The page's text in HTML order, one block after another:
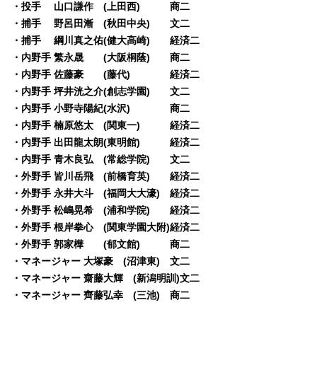
・投手 山口謙作 (上田西) 商二
・捕手 野呂田漸 (秋田中央) 文二
・捕手 綱川真之佑(健大高崎) 経済二
・内野手 繁永晟 (大阪桐蔭) 商二
・内野手 佐藤豪 (藤代) 経済二
・内野手 坪井洸之介(創志学園) 文二
・内野手 小野寺陽紀(水沢) 商二
・内野手 楠原悠太 (関東一) 経済二
・内野手 出田龍太朗(東明館) 経済二
・内野手 青木良弘 (常総学院) 文二
・外野手 皆川岳飛 (前橋育英) 経済二
・外野手 永井大斗 (福岡大大濠) 経済二
・外野手 松嶋晃希 (浦和学院) 経済二
・外野手 根岸拳心 (関東学園大附)経済二
・外野手 郭家樺 (郁文館) 商二
・マネージャー 大塚豪 (沼津東) 文二
・マネージャー 齋藤大輝 (新潟明訓)文二
・マネージャー 齊藤弘幸 (三池) 商二